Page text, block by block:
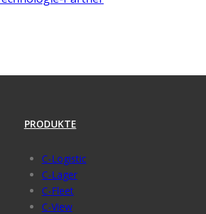
PRODUKTE
C-Logistic
C-Lager
C-Fleet
C-View